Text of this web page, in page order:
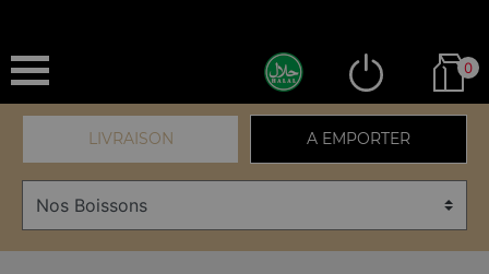
0
LIVRAISON A EMPORTER